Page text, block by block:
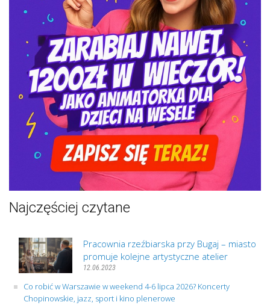
Najczęściej czytane
Pracownia rzeźbiarska przy Bugaj – miasto
promuje kolejne artystyczne atelier
12.06.2023
Co robić w Warszawie w weekend 4-6 lipca 2026? Koncerty
Chopinowskie, jazz, sport i kino plenerowe